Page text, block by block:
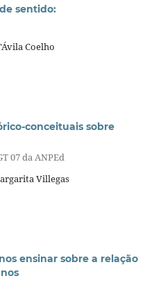
sentido:
Coelho
conceituais sobre
07 da ANPEd
Villegas
ensinar sobre a relação